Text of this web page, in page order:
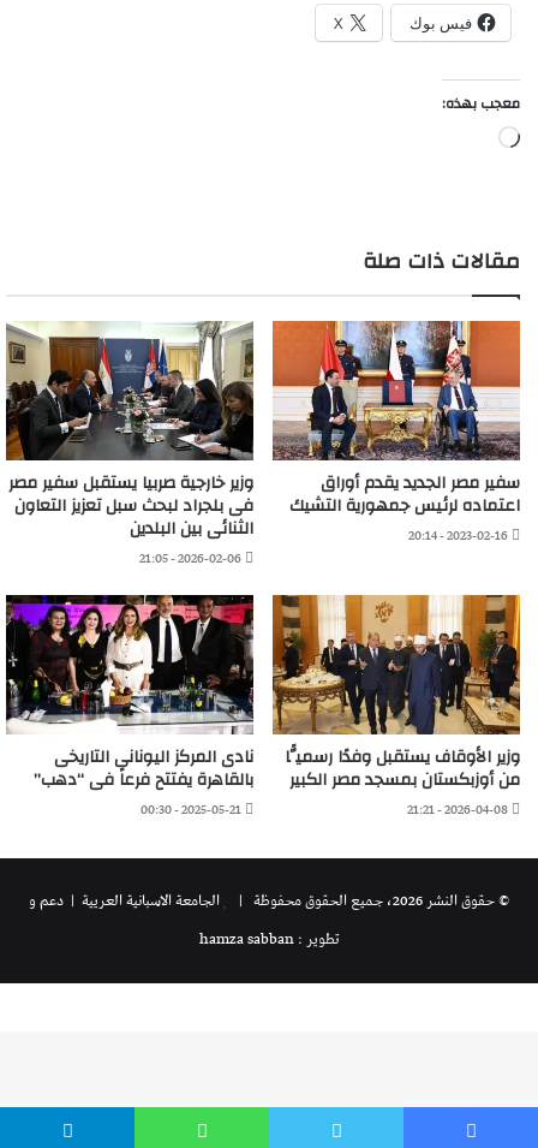
فيس بوك X
معجب بهذه:
جاري
مقالات ذات صلة
سفير مصر الجديد يقدم أوراق
اعتماده لرئيس جمهورية التشيك
2023-02-16 - 20:14
وزير خارجية صربيا يستقبل سفير مصر
فى بلجراد لبحث سبل تعزيز التعاون
الثنائى بين البلدين
2026-02-06 - 21:05
وزير الأوقاف يستقبل وفدًا رسميًّا
من أوزبكستان بمسجد مصر الكبير
2026-04-08 - 21:21
نادى المركز اليونانى التاريخى
بالقاهرة يفتتح فرعاً فى “دهب”
2025-05-21 - 00:30
© حقوق النشر 2026، جميع الحقوق محفوظة | الجامعة الاسبانية العريية | دعم و
تطوير : hamza sabban